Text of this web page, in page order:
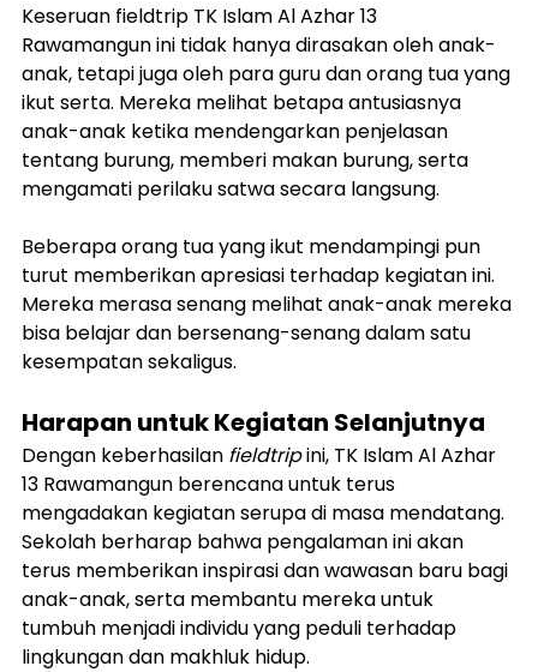
Keseruan fieldtrip TK Islam Al Azhar 13
Rawamangun ini tidak hanya dirasakan oleh anak-
anak, tetapi juga oleh para guru dan orang tua yang
ikut serta. Mereka melihat betapa antusiasnya
anak-anak ketika mendengarkan penjelasan
tentang burung, memberi makan burung, serta
mengamati perilaku satwa secara langsung.
Beberapa orang tua yang ikut mendampingi pun
turut memberikan apresiasi terhadap kegiatan ini.
Mereka merasa senang melihat anak-anak mereka
bisa belajar dan bersenang-senang dalam satu
kesempatan sekaligus.
Harapan untuk Kegiatan Selanjutnya
Dengan keberhasilan fieldtrip ini, TK Islam Al Azhar
13 Rawamangun berencana untuk terus
mengadakan kegiatan serupa di masa mendatang.
Sekolah berharap bahwa pengalaman ini akan
terus memberikan inspirasi dan wawasan baru bagi
anak-anak, serta membantu mereka untuk
tumbuh menjadi individu yang peduli terhadap
lingkungan dan makhluk hidup.